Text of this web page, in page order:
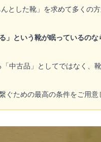
した靴」を求めて多くの方
」という靴が眠っているの
中古品」としてではなく、
ための最高の条件をご用意